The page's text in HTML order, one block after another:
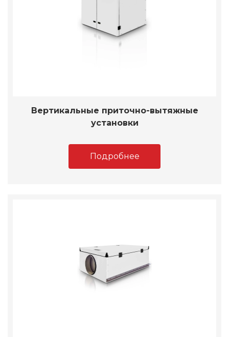
Вертикальные приточно-вытяжные
установки
Подробнее